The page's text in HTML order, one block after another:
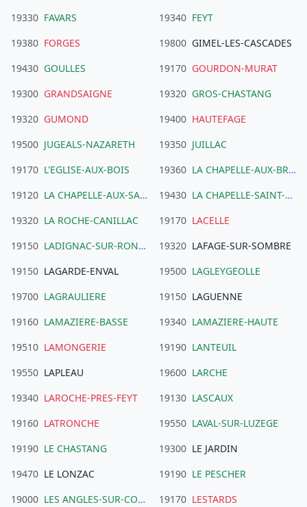
19330 FAVARS 19340 FEYT
19380 FORGES 19800 GIMEL-LES-CASCADES
19430 GOULLES 19170 GOURDON-MURAT
19300 GRANDSAIGNE 19320 GROS-CHASTANG
19320 GUMOND 19400 HAUTEFAGE
19500 JUGEALS-NAZARETH 19350 JUILLAC
19170 L'EGLISE-AUX-BOIS 19360 LA CHAPELLE-AUX-BROCS
19120 LA CHAPELLE-AUX-SAINTS 19430 LA CHAPELLE-SAINT-GERAUD
19320 LA ROCHE-CANILLAC 19170 LACELLE
19150 LADIGNAC-SUR-RONDELLES 19320 LAFAGE-SUR-SOMBRE
19150 LAGARDE-ENVAL 19500 LAGLEYGEOLLE
19700 LAGRAULIERE 19150 LAGUENNE
19160 LAMAZIERE-BASSE 19340 LAMAZIERE-HAUTE
19510 LAMONGERIE 19190 LANTEUIL
19550 LAPLEAU 19600 LARCHE
19340 LAROCHE-PRES-FEYT 19130 LASCAUX
19160 LATRONCHE 19550 LAVAL-SUR-LUZEGE
19190 LE CHASTANG 19300 LE JARDIN
19470 LE LONZAC 19190 LE PESCHER
19000 LES ANGLES-SUR-CORREZE 19170 LESTARDS